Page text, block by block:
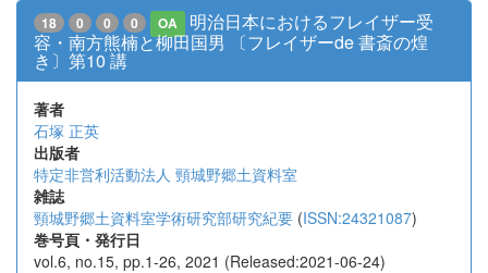
18 0 0 0 OA
明治日本におけるフレイザー受
容・南方熊楠と柳田国男 〔フレイザーde 書斎の煌
き〕第10 講
著者
石塚 正英
出版者
特定非営利活動法人 頸城野郷土資料室
雑誌
頸城野郷土資料室学術研究部研究紀要 (ISSN:24321087)
巻号頁・発行日
vol.6, no.15, pp.1-26, 2021 (Released:2021-06-24)